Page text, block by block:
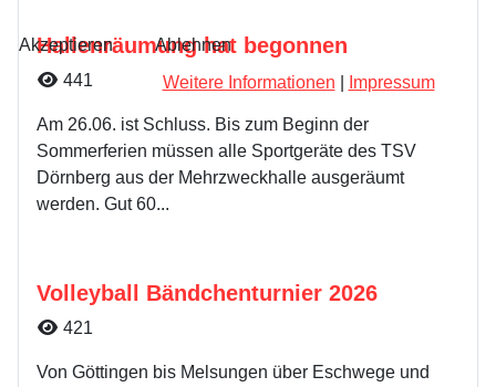
Hallenräumung hat begonnen
Details
441
Am 26.06. ist Schluss. Bis zum Beginn der
Sommerferien müssen alle Sportgeräte des TSV
Dörnberg aus der Mehrzweckhalle ausgeräumt
werden. Gut 60...
Volleyball Bändchenturnier 2026
Details
421
Von Göttingen bis Melsungen über Eschwege und
Akzeptieren Ablehnen
Weitere Informationen Impressum